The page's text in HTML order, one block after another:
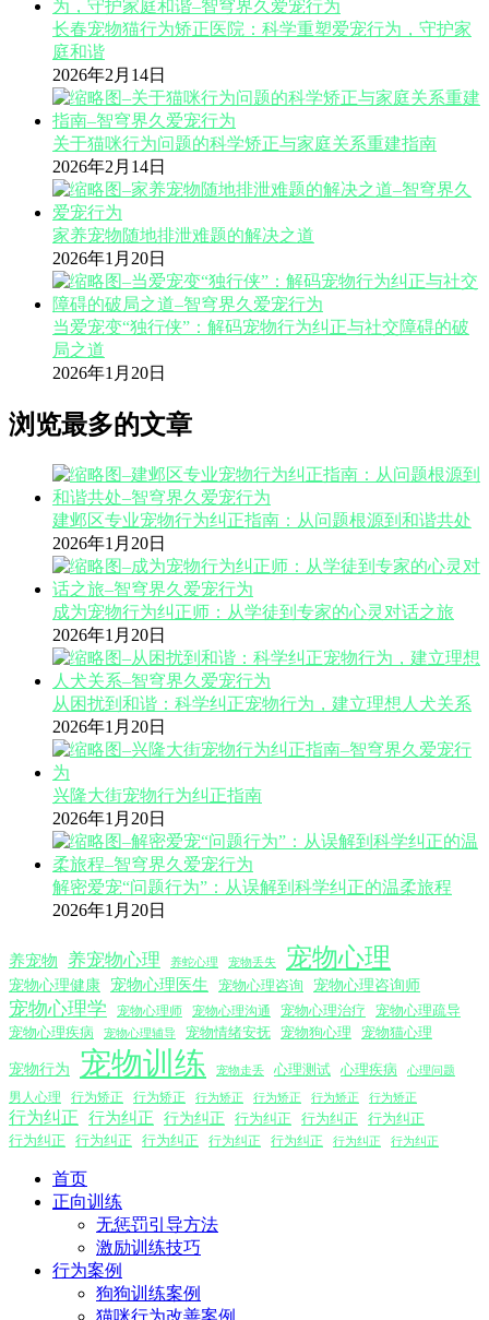
长春宠物猫行为矫正医院：科学重塑爱宠行为，守护家
庭和谐
2026年2月14日
关于猫咪行为问题的科学矫正与家庭关系重建指南
2026年2月14日
家养宠物随地排泄难题的解决之道
2026年1月20日
当爱宠变“独行侠”：解码宠物行为纠正与社交障碍的破
局之道
2026年1月20日
浏览最多的文章
建邺区专业宠物行为纠正指南：从问题根源到和谐共处
2026年1月20日
成为宠物行为纠正师：从学徒到专家的心灵对话之旅
2026年1月20日
从困扰到和谐：科学纠正宠物行为，建立理想人犬关系
2026年1月20日
兴隆大街宠物行为纠正指南
2026年1月20日
解密爱宠“问题行为”：从误解到科学纠正的温柔旅程
2026年1月20日
养宠物 养宠物心理 养蛇心理 宠物丢失 宠物心理
宠物心理健康 宠物心理医生 宠物心理咨询 宠物心理咨询师
宠物心理学 宠物心理师 宠物心理沟通 宠物心理治疗
宠物心理疏导
宠物心理疾病
宠物心理辅导 宠物情绪安抚 宠物狗心理 宠物猫心理
宠物行为 宠物训练 宠物走丢 心理测试 心理疾病 心理问题
男人心理 行为矫正 行为矫正 行为矫正 行为矫正 行为矫正 行为矫正
行为纠正 行为纠正 行为纠正 行为纠正 行为纠正
行为纠正
行为纠正
行为纠正 行为纠正 行为纠正 行为纠正 行为纠正 行为纠正
首页
正向训练
无惩罚引导方法
激励训练技巧
行为案例
狗狗训练案例
猫咪行为改善案例